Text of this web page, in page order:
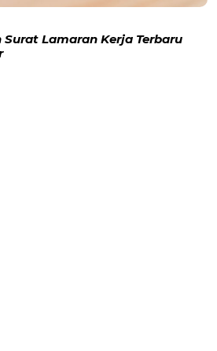
Lamaran Kerja Terbaru